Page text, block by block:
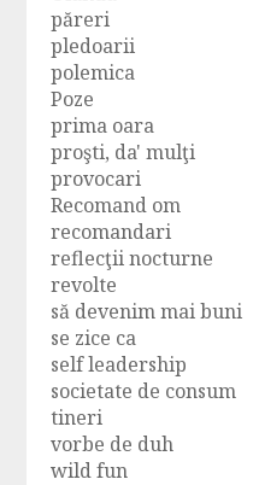
păreri
pledoarii
polemica
Poze
prima oara
proşti, da' mulţi
provocari
Recomand om
recomandari
reflecţii nocturne
revolte
să devenim mai buni
se zice ca
self leadership
societate de consum
tineri
vorbe de duh
wild fun